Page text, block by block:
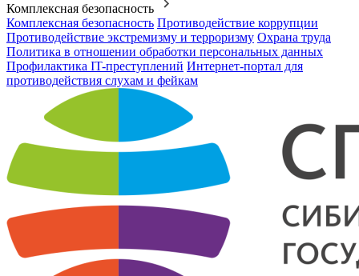
Комплексная безопасность
Комплексная безопасность Противодействие коррупции
Противодействие экстремизму и терроризму Охрана труда
Политика в отношении обработки персональных данных
Профилактика IT-преступлений Интернет-портал для
противодействия слухам и фейкам